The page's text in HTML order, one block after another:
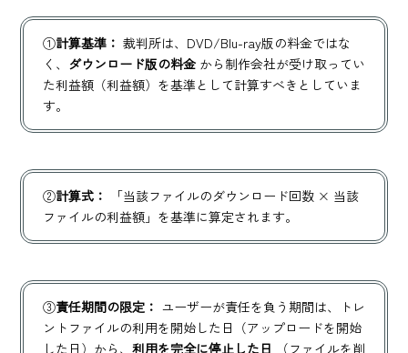
①計算基準： 裁判所は、DVD/Blu-ray版の料金ではな
く、 ダウンロード版の料金 から制作会社が受け取ってい
た利益額（利益額）を基準として計算すべきとしていま
す。
②計算式：
「当該ファイルのダウンロード回数 × 当該
ファイルの利益額」を基準に算定されます。
③責任期間の限定： ユーザーが責任を負う期間は、トレ
ントファイルの利用を開始した日（アップロードを開始
した日）から、 利用を完全に停止した日 （ファイルを削